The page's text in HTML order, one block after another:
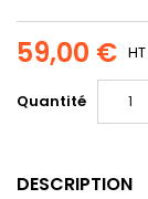
59,00 € HT
Quantité
DESCRIPTION